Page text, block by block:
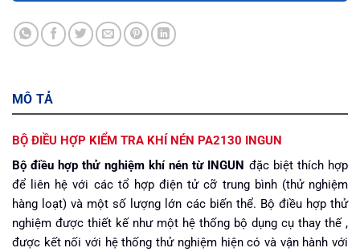
MÔ TẢ
BỘ ĐIỀU HỢP KIỂM TRA KHÍ NÉN PA2130 INGUN
Bộ điều hợp thử nghiệm khí nén từ INGUN đặc biệt thích hợp
để liên hệ với các tổ hợp điện tử cỡ trung bình (thử nghiệm
hàng loạt) và một số lượng lớn các biến thể. Bộ điều hợp thử
nghiệm được thiết kế như một hệ thống bộ dụng cụ thay thế ,
được kết nối với hệ thống thử nghiệm hiện có và vận hành với